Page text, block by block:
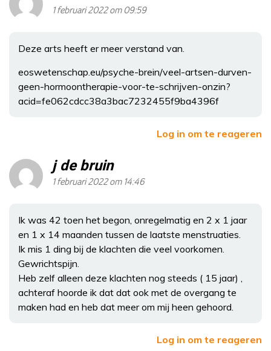
1 februari 2022 om 09:59
Deze arts heeft er meer verstand van.
eoswetenschap.eu/psyche-brein/veel-artsen-durven-
geen-hormoontherapie-voor-te-schrijven-onzin?
acid=fe062cdcc38a3bac7232455f9ba4396f
Log in om te reageren
j de bruin
1 februari 2022 om 14:46
Ik was 42 toen het begon, onregelmatig en 2 x 1 jaar
en 1 x 14 maanden tussen de laatste menstruaties.
Ik mis 1 ding bij de klachten die veel voorkomen.
Gewrichtspijn.
Heb zelf alleen deze klachten nog steeds ( 15 jaar) ,
achteraf hoorde ik dat dat ook met de overgang te
maken had en heb dat meer om mij heen gehoord.
Log in om te reageren